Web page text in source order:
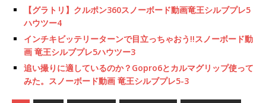
【グラトリ】クルポン360スノーボード動画竜王シルブプレ5
ハウツー4
インチキビッテリーターンで目立っちゃおう!!スノーボード動
画 竜王シルブプレ5ハウツー3
追い撮りに適しているのか？Gopro6とカルマグリップ使って
みた。スノーボード動画 竜王シルブプレ5-3